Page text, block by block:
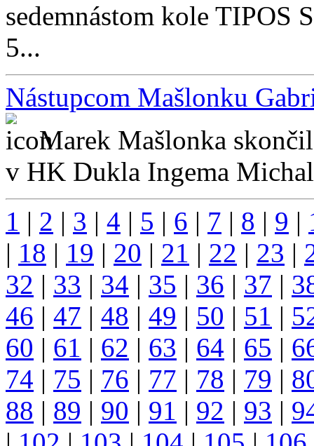
sedemnástom kole TIPOS
5...
Nástupcom Mašlonku
Marek Mašlonka
v HK Dukla Ingema
1 | 2 | 3 | 4 | 5 | 6 | 7 | 8 | 9 |
| 18 | 19 | 20 | 21 | 22 | 23 |
32 | 33 | 34 | 35 | 36 | 37 |
46 | 47 | 48 | 49 | 50 | 51 |
60 | 61 | 62 | 63 | 64 | 65 |
74 | 75 | 76 | 77 | 78 | 79 |
88 | 89 | 90 | 91 | 92 | 93 |